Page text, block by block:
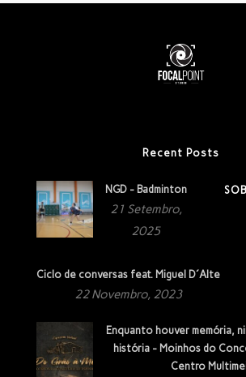
Recent Posts
NGD - Badminton
21 Setembro,
2025
Ciclo de conversas feat. Miguel D´Alte
22 Novembro, 2023
Enquanto houver memória,
história - Moinhos do
Centro